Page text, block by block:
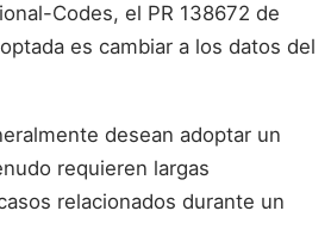
Codes, el PR 138672 de
es cambiar a los datos del
desean adoptar un
requieren largas
relacionados durante un